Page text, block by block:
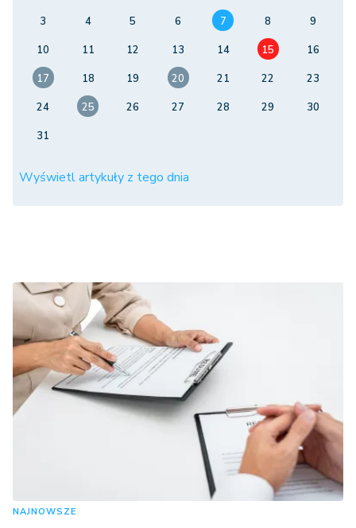
3
4 5 6 7 8
9
10
11 12 13 14 15
16
17
18 19 20 21 22
23
24
25 26 27 28 29
30
31
Wyświetl artykuły z tego dnia
NAJNOWSZE